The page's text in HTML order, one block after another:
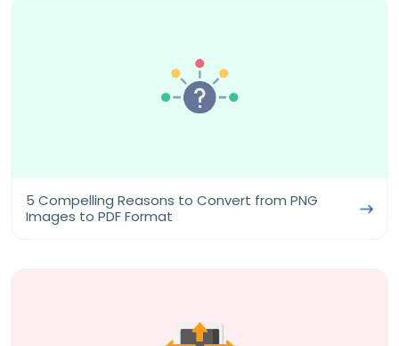
5 Compelling Reasons to Convert from PNG
Images to PDF Format